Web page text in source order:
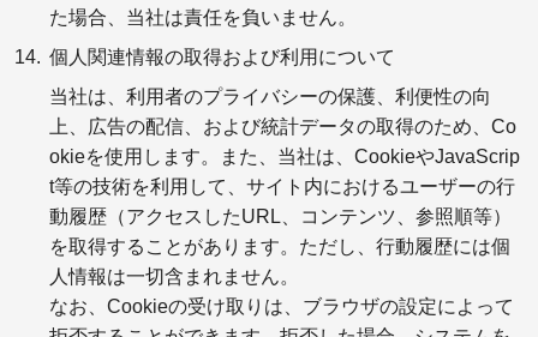
た場合、当社は責任を負いません。
個人関連情報の取得および利用について
当社は、利用者のプライバシーの保護、利便性の向
上、広告の配信、および統計データの取得のため、Co
okieを使用します。また、当社は、CookieやJavaScrip
t等の技術を利用して、サイト内におけるユーザーの行
動履歴（アクセスしたURL、コンテンツ、参照順等）
を取得することがあります。ただし、行動履歴には個
人情報は一切含まれません。
なお、Cookieの受け取りは、ブラウザの設定によって